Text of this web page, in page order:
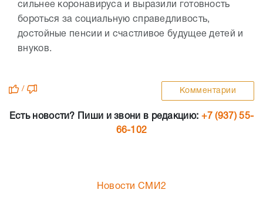
сильнее коронавируса и выразили готовность
бороться за социальную справедливость,
достойные пенсии и счастливое будущее детей и
внуков.
/ Комментарии
Есть новости? Пиши и звони в редакцию: +7 (937) 55-
66-102
Новости СМИ2